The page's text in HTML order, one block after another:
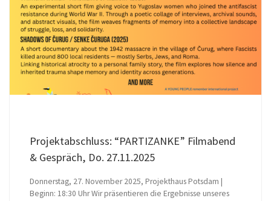
Projektabschluss: “PARTIZANKE” Filmabend
& Gespräch, Do. 27.11.2025
Donnerstag, 27. November 2025, Projekthaus Potsdam |
Beginn: 18:30 Uhr Wir präsentieren die Ergebnisse unseres